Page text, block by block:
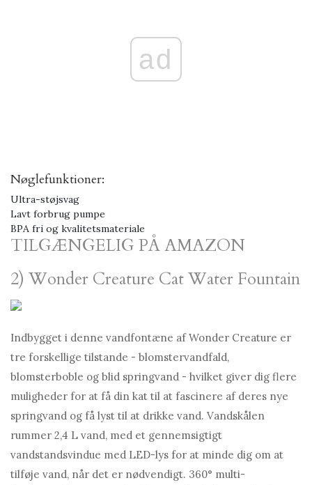
ad
Nøglefunktioner:
Ultra-støjsvag
Lavt forbrug pumpe
BPA fri og kvalitetsmateriale
TILGÆNGELIG PÅ AMAZON
2) Wonder Creature Cat Water Fountain
Indbygget i denne vandfontæne af Wonder Creature er
tre forskellige tilstande - blomstervandfald,
blomsterboble og blid springvand - hvilket giver dig flere
muligheder for at få din kat til at fascinere af deres nye
springvand og få lyst til at drikke vand. Vandskålen
rummer 2,4 L vand, med et gennemsigtigt
vandstandsvindue med LED-lys for at minde dig om at
tilføje vand, når det er nødvendigt. 360° multi-